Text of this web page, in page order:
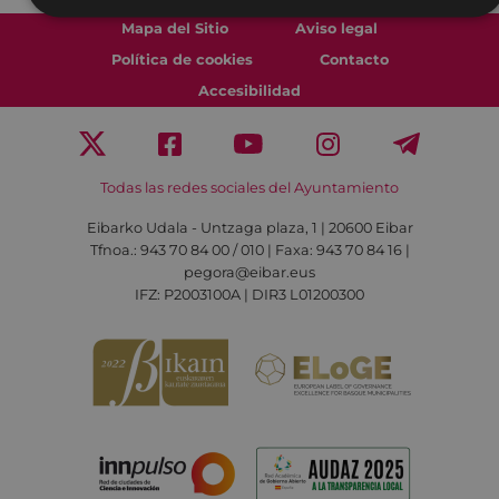
Mapa del Sitio
Aviso legal
Política de cookies
Contacto
Accesibilidad
Todas las redes sociales del Ayuntamiento
Eibarko Udala - Untzaga plaza, 1 | 20600 Eibar
Tfnoa.: 943 70 84 00 / 010 | Faxa: 943 70 84 16 |
pegora@eibar.eus
IFZ: P2003100A | DIR3 L01200300